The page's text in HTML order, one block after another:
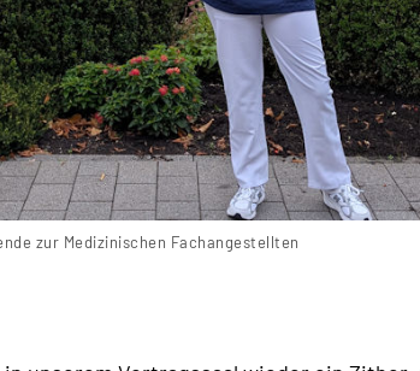
zur Medizinischen Fachangestellten